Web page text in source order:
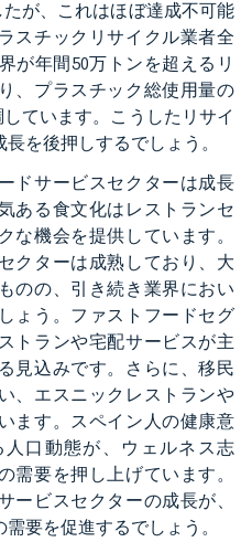
が、これはほぼ達成不可能
スチックリサイクル業者全
が年間50万トンを超えるリ
、プラスチック総使用量の
ています。こうしたリサイ
を後押しするでしょう。
ドサービスセクターは成長
ある食文化はレストランセ
な機会を提供しています。
クターは成熟しており、大
のの、引き続き業界におい
ょう。ファストフードセグ
トランや宅配サービスが主
見込みです。さらに、移民
、エスニックレストランや
ます。スペイン人の健康意
口動態が、ウェルネス志
需要を押し上げています。
ービスセクターの成長が、
要を促進するでしょう。